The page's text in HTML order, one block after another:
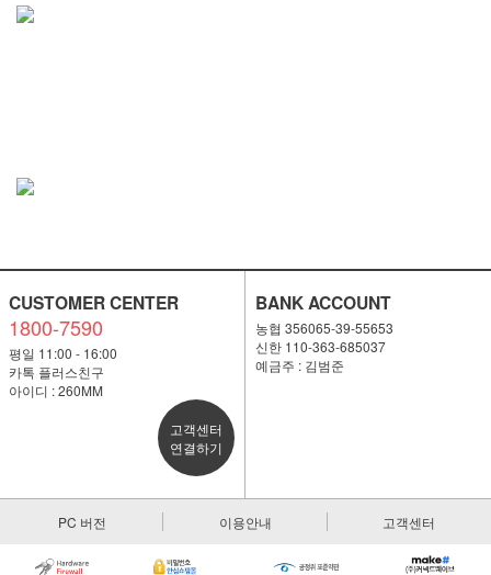
CUSTOMER CENTER
1800-7590
평일 11:00 - 16:00
카톡 플러스친구
아이디 : 260MM
고객센터
연결하기
BANK ACCOUNT
농협 356065-39-55653
신한 110-363-685037
예금주 : 김범준
PC 버전 이용안내 고객센터